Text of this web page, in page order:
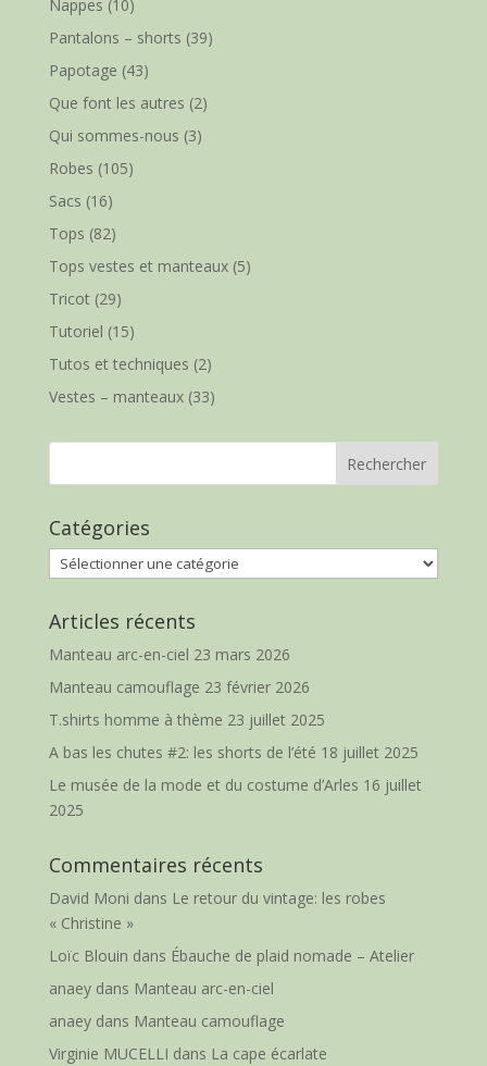
Nappes (10)
Pantalons – shorts (39)
Papotage (43)
Que font les autres (2)
Qui sommes-nous (3)
Robes (105)
Sacs (16)
Tops (82)
Tops vestes et manteaux(5)
Tricot(29)
Tutoriel (15)
Tutos et techniques (2)
Vestes – manteaux(33)
Catégories
Catégories
Articles récents
Manteau arc-en-ciel 23 mars 2026
Manteau camouflage 23 février 2026
T.shirts homme à thème 23 juillet 2025
A bas les chutes #2: les shorts de l’été 18 juillet 2025
Le musée de la mode et du costume d’Arles 16 juillet
2025
Commentaires récents
David Moni dans Le retour du vintage: les robes
« Christine »
Loïc Blouin dans Ébauche de plaid nomade – Atelier
anaeydans Manteau arc-en-ciel
anaeydans Manteau camouflage
Virginie MUCELLI dans La cape écarlate